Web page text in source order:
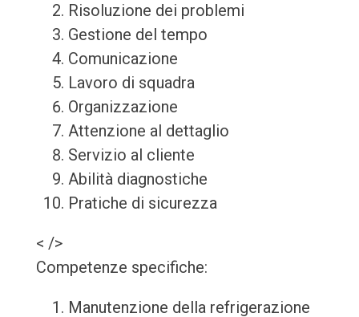
Risoluzione dei problemi
Gestione del tempo
Comunicazione
Lavoro di squadra
Organizzazione
Attenzione al dettaglio
Servizio al cliente
Abilità diagnostiche
Pratiche di sicurezza
< />
Competenze specifiche:
Manutenzione della refrigerazione